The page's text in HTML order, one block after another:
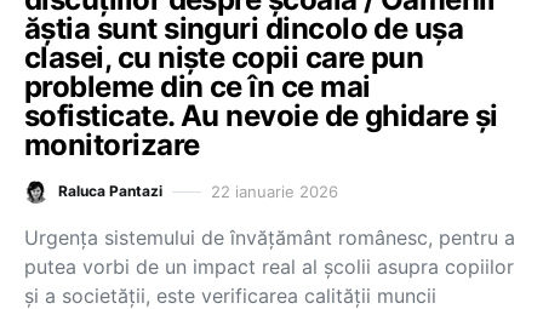
ăștia sunt singuri dincolo de ușa
clasei, cu niște copii care pun
probleme din ce în ce mai
sofisticate. Au nevoie de ghidare și
monitorizare
Raluca Pantazi 22 ianuarie 2026
Urgența sistemului de învățământ românesc, pentru a
putea vorbi de un impact real al școlii asupra copiilor
și a societății, este verificarea calității muncii